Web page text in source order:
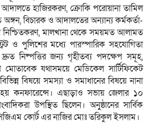
হাজিরকরণ, ক্রোকি পরোয়ানা তামিল
বিচারক ও আদালতের অন্যান্য কর্মকর্তা-
নিশ্চিতকরণ, মালখানা থেকে সময়মত আলামত
ও পুলিশের মধ্যে পারস্পারিক সহযোগিতা
দ্রুত নিষ্পত্তির জন্য গৃহীতব্য পদক্ষেপ সমূহ,
মোতাবেক যথাসময়ে মেডিকেল সার্টিফিকেট
বিষয়ে সমস্যা ও সমাধানের বিষয়ে নানা
হয় কনফারেন্সে। এছাড়াও সভায় জেলার ১০
উপস্থিত ছিলেন। অনুষ্ঠানের সার্বিক
কোর্ট এর নাজির মোঃ তরিকুল ইসলাম।